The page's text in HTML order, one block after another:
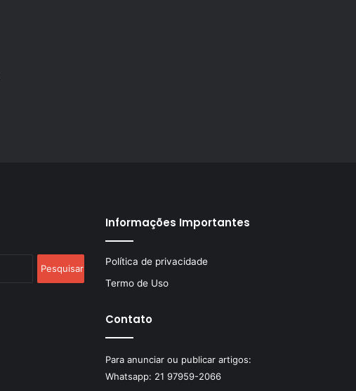
por:
Informações Importantes
Política de privacidade
Termo de Uso
Contato
Para anunciar ou publicar artigos:
Whatsapp: 21 97959-2066